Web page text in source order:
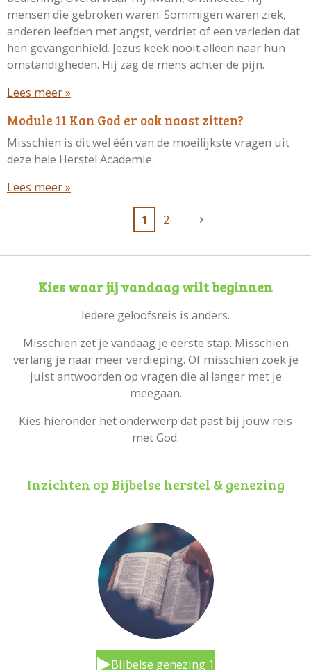
mensen die gebroken waren. Sommigen waren ziek,
anderen leefden met angst, verdriet of een verleden dat
hen gevangenhield. Jezus keek nooit alleen naar hun
omstandigheden. Hij zag de mens achter de pijn.
Lees meer »
Module 11 Kan God er ook naast zitten?
Misschien is dit wel één van de moeilijkste vragen uit
deze hele Herstel Academie.
Lees meer »
1 2
Kies waar jij vandaag wilt beginnen
Iedere geloofsreis is anders.
Misschien zet je vandaag je eerste stap. Misschien
verlang je naar meer verdieping. Of misschien zoek je
juist antwoorden op vragen die al langer met je
meegaan.
Kies hieronder het onderwerp dat past bij jouw reis
met God.
Inzichten op Bijbelse herstel & genezing
Bijbelse genezing 1